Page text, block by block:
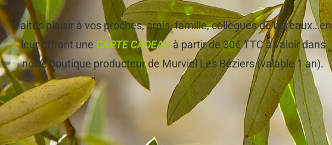
Faites plaisir à vos proches, amis, famille, collègues de bureaux…en
leur offrant une CARTE CADEAU à partir de 30€ TTC à valoir dans
notre boutique producteur de Murviel Les Béziers (valable 1 an).